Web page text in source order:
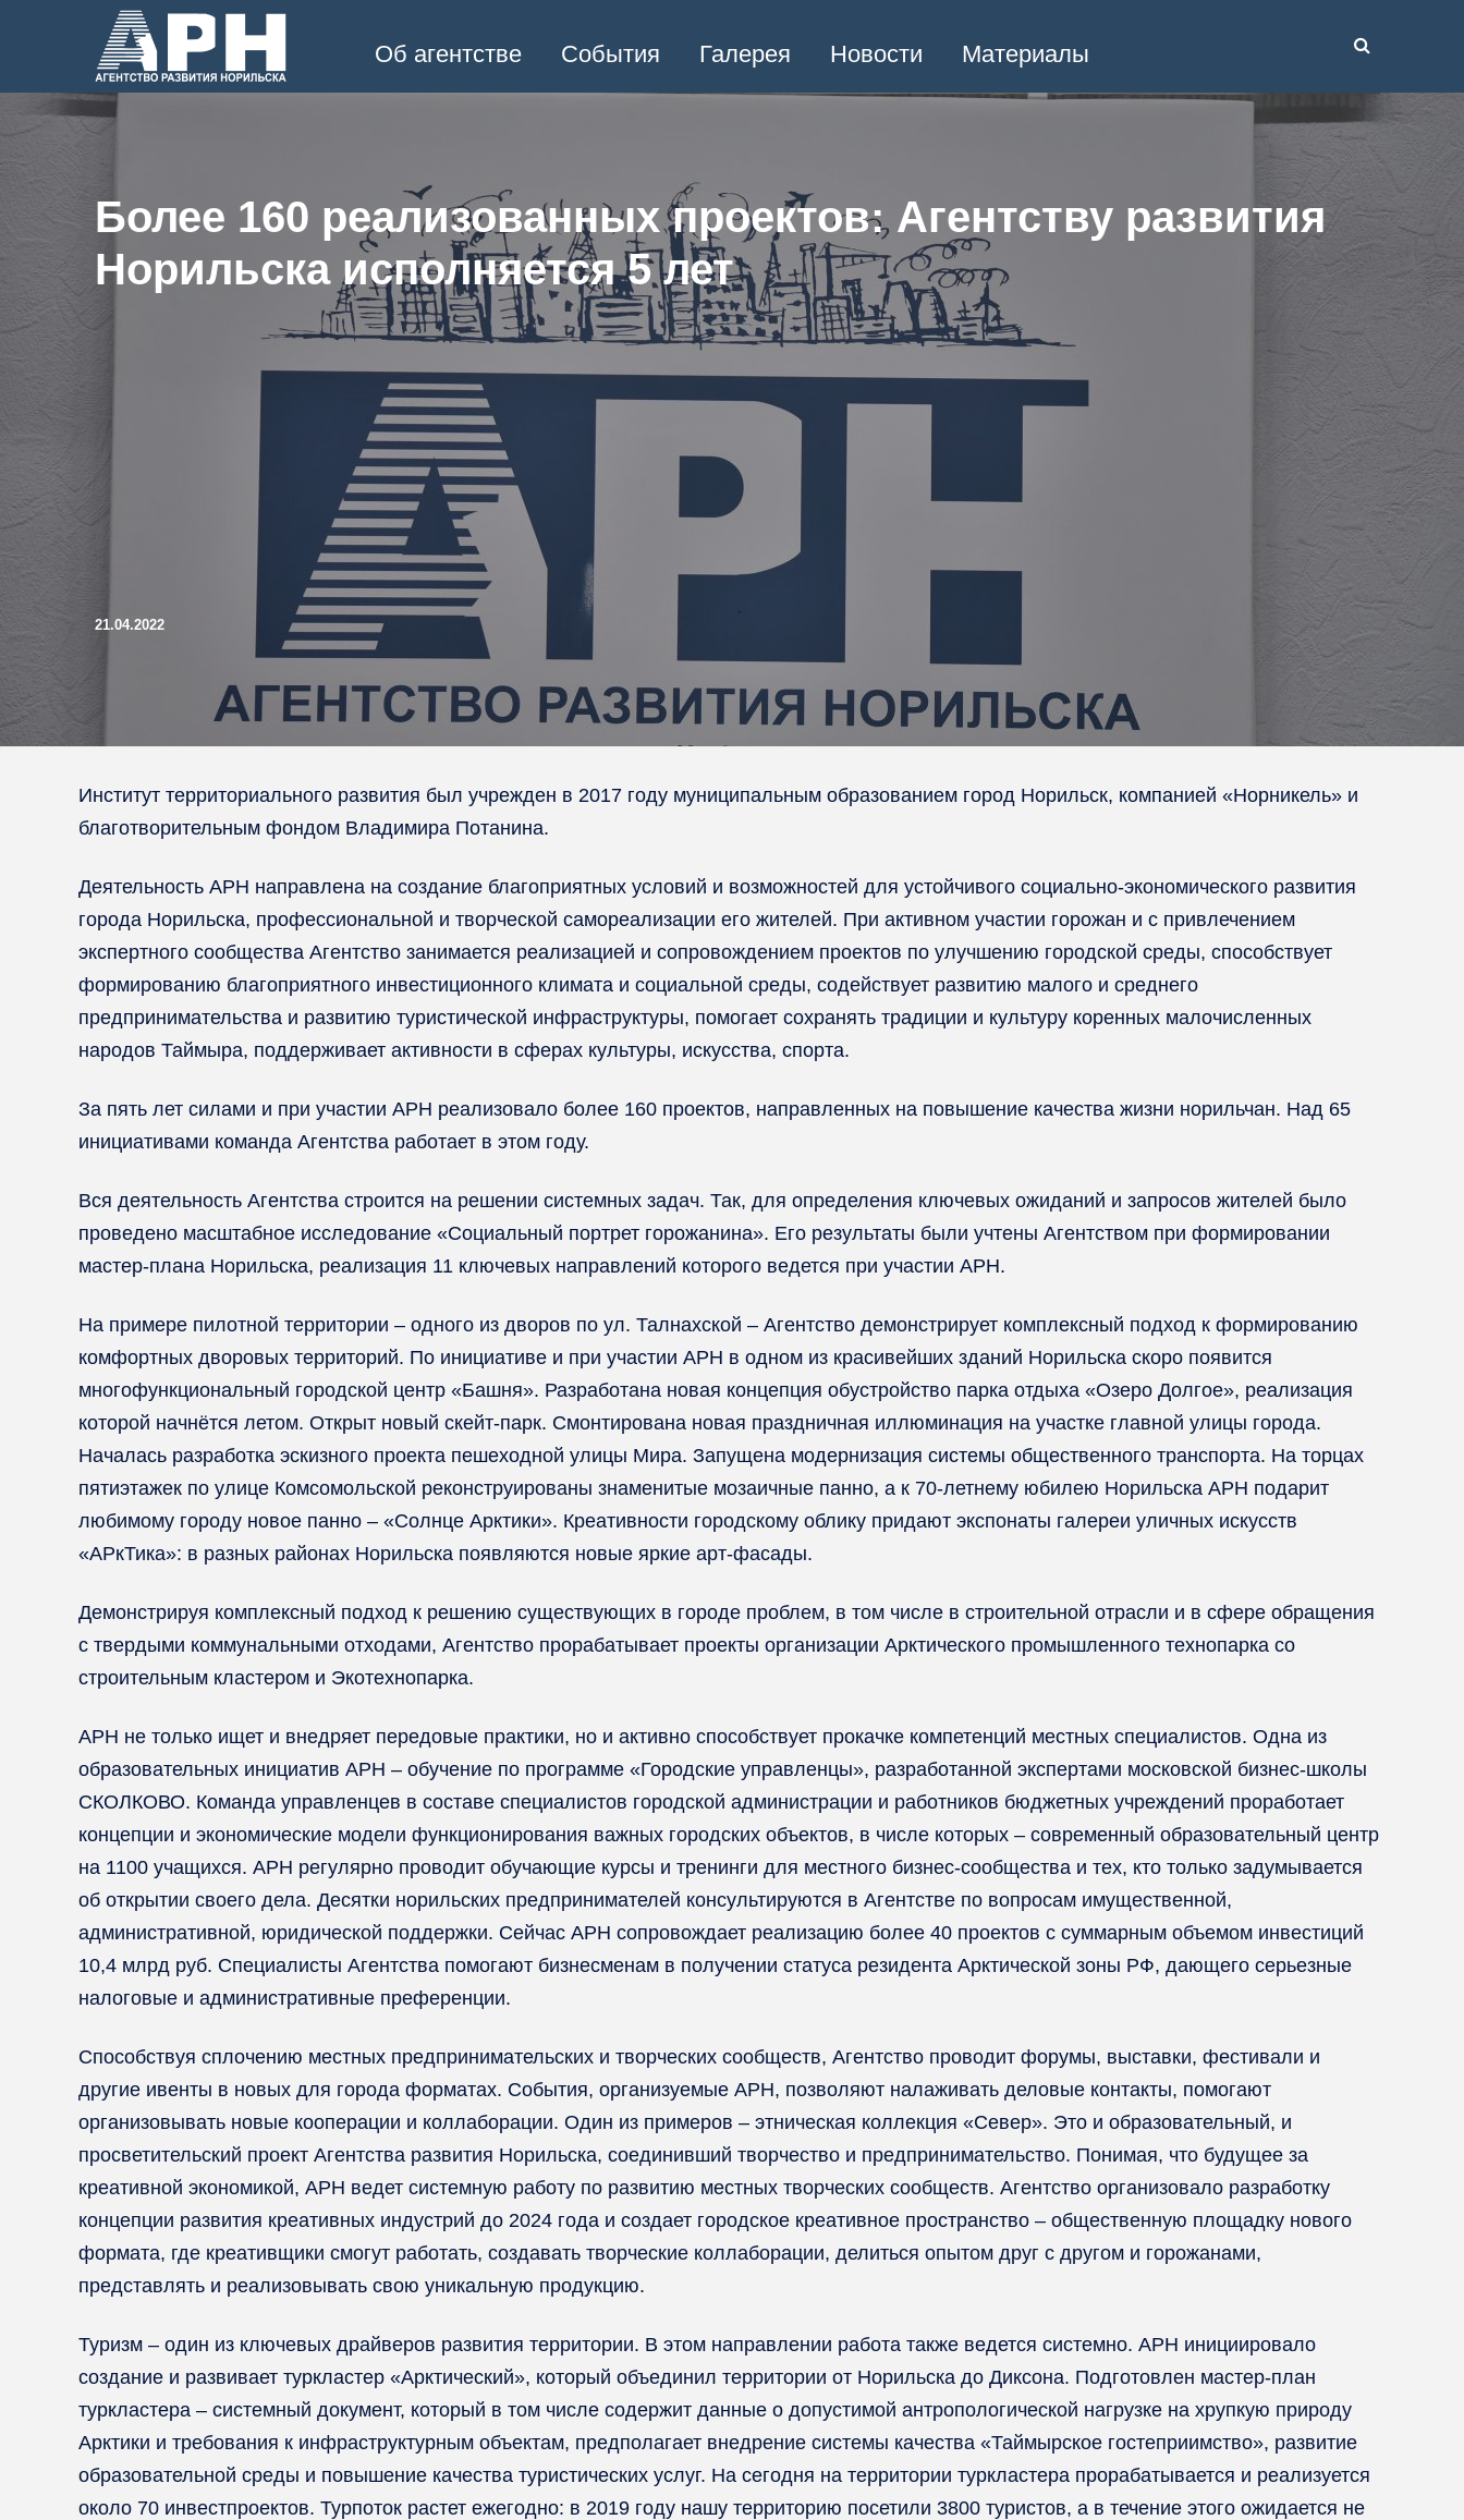
Об агентстве События Галерея Новости Материалы
Более 160 реализованных проектов: Агентству развития
Норильска исполняется 5 лет
21.04.2022
Институт территориального развития был учрежден в 2017 году муниципальным образованием город Норильск, компанией «Норникель» и
благотворительным фондом Владимира Потанина.
Деятельность АРН направлена на создание благоприятных условий и возможностей для устойчивого социально-экономического развития
города Норильска, профессиональной и творческой самореализации его жителей. При активном участии горожан и с привлечением
экспертного сообщества Агентство занимается реализацией и сопровождением проектов по улучшению городской среды, способствует
формированию благоприятного инвестиционного климата и социальной среды, содействует развитию малого и среднего
предпринимательства и развитию туристической инфраструктуры, помогает сохранять традиции и культуру коренных малочисленных
народов Таймыра, поддерживает активности в сферах культуры, искусства, спорта.
За пять лет силами и при участии АРН реализовало более 160 проектов, направленных на повышение качества жизни норильчан. Над 65
инициативами команда Агентства работает в этом году.
Вся деятельность Агентства строится на решении системных задач. Так, для определения ключевых ожиданий и запросов жителей было
проведено масштабное исследование «Социальный портрет горожанина». Его результаты были учтены Агентством при формировании
мастер-плана Норильска, реализация 11 ключевых направлений которого ведется при участии АРН.
На примере пилотной территории – одного из дворов по ул. Талнахской – Агентство демонстрирует комплексный подход к формированию
комфортных дворовых территорий. По инициативе и при участии АРН в одном из красивейших зданий Норильска скоро появится
многофункциональный городской центр «Башня». Разработана новая концепция обустройство парка отдыха «Озеро Долгое», реализация
которой начнётся летом. Открыт новый скейт-парк. Смонтирована новая праздничная иллюминация на участке главной улицы города.
Началась разработка эскизного проекта пешеходной улицы Мира. Запущена модернизация системы общественного транспорта. На торцах
пятиэтажек по улице Комсомольской реконструированы знаменитые мозаичные панно, а к 70-летнему юбилею Норильска АРН подарит
любимому городу новое панно – «Солнце Арктики». Креативности городскому облику придают экспонаты галереи уличных искусств
«АРкТика»: в разных районах Норильска появляются новые яркие арт-фасады.
Демонстрируя комплексный подход к решению существующих в городе проблем, в том числе в строительной отрасли и в сфере обращения
с твердыми коммунальными отходами, Агентство прорабатывает проекты организации Арктического промышленного технопарка со
строительным кластером и Экотехнопарка.
АРН не только ищет и внедряет передовые практики, но и активно способствует прокачке компетенций местных специалистов. Одна из
образовательных инициатив АРН – обучение по программе «Городские управленцы», разработанной экспертами московской бизнес-школы
СКОЛКОВО. Команда управленцев в составе специалистов городской администрации и работников бюджетных учреждений проработает
концепции и экономические модели функционирования важных городских объектов, в числе которых – современный образовательный центр
на 1100 учащихся. АРН регулярно проводит обучающие курсы и тренинги для местного бизнес-сообщества и тех, кто только задумывается
об открытии своего дела. Десятки норильских предпринимателей консультируются в Агентстве по вопросам имущественной,
административной, юридической поддержки. Сейчас АРН сопровождает реализацию более 40 проектов с суммарным объемом инвестиций
10,4 млрд руб. Специалисты Агентства помогают бизнесменам в получении статуса резидента Арктической зоны РФ, дающего серьезные
налоговые и административные преференции.
Способствуя сплочению местных предпринимательских и творческих сообществ, Агентство проводит форумы, выставки, фестивали и
другие ивенты в новых для города форматах. События, организуемые АРН, позволяют налаживать деловые контакты, помогают
организовывать новые кооперации и коллаборации. Один из примеров – этническая коллекция «Север». Это и образовательный, и
просветительский проект Агентства развития Норильска, соединивший творчество и предпринимательство. Понимая, что будущее за
креативной экономикой, АРН ведет системную работу по развитию местных творческих сообществ. Агентство организовало разработку
концепции развития креативных индустрий до 2024 года и создает городское креативное пространство – общественную площадку нового
формата, где креативщики смогут работать, создавать творческие коллаборации, делиться опытом друг с другом и горожанами,
представлять и реализовывать свою уникальную продукцию.
Туризм – один из ключевых драйверов развития территории. В этом направлении работа также ведется системно. АРН инициировало
создание и развивает туркластер «Арктический», который объединил территории от Норильска до Диксона. Подготовлен мастер-план
туркластера – системный документ, который в том числе содержит данные о допустимой антропологической нагрузке на хрупкую природу
Арктики и требования к инфраструктурным объектам, предполагает внедрение системы качества «Таймырское гостеприимство», развитие
образовательной среды и повышение качества туристических услуг. На сегодня на территории туркластера прорабатывается и реализуется
около 70 инвестпроектов. Турпоток растет ежегодно: в 2019 году нашу территорию посетили 3800 туристов, а в течение этого ожидается не